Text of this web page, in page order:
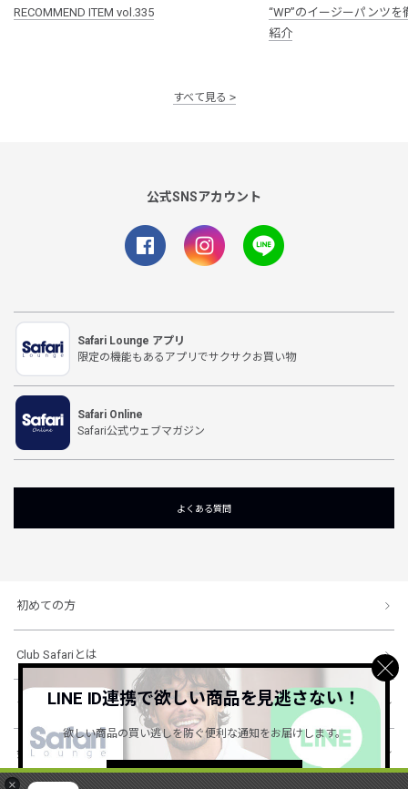
×
RECOMMEND ITEM vol.335
“WP”のイージーパンツ
紹介
すべて見る
公式SNSアカウント
Safari Lounge アプリ
限定の機能もあるアプリでサクサクお買い物
Safari Online
Safari公式ウェブマガジン
よくある質問
初めての方
Club Safariとは
ショッピングガイド
会社概要・規約
LINE ID連携で欲しい商品を見逃さない！
欲しい商品の買い逃しを防ぐ便利な通知をお届けします。
詳しくはこちら ＞